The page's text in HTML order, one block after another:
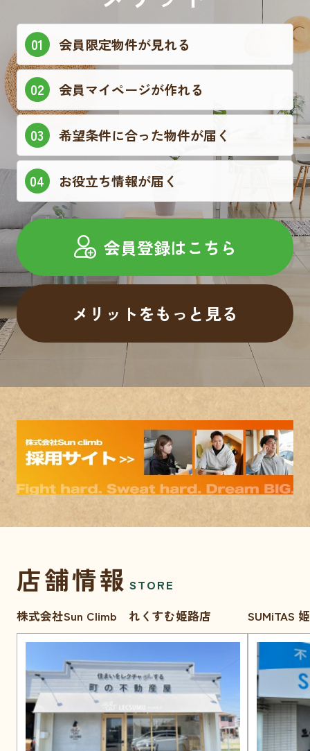
会員限定物件が見れる
会員マイページが作れる
希望条件に合った物件が届く
お役立ち情報が届く
会員登録はこちら
メリットをもっと見る
店舗情報 STORE
株式会社Sun Climb れくすむ姫路店
SUMiTAS